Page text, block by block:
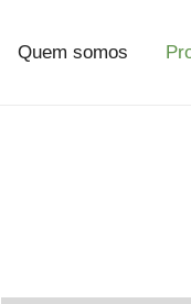
Quem somos